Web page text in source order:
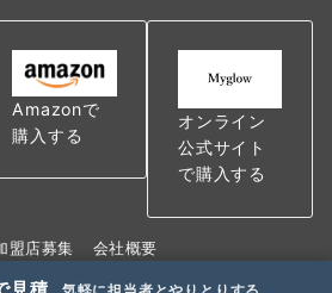
Amazonで
購入する
オンライン
公式サイト
で購入する
盟店募集
会社概要
記
気軽に担当者とやりとりする